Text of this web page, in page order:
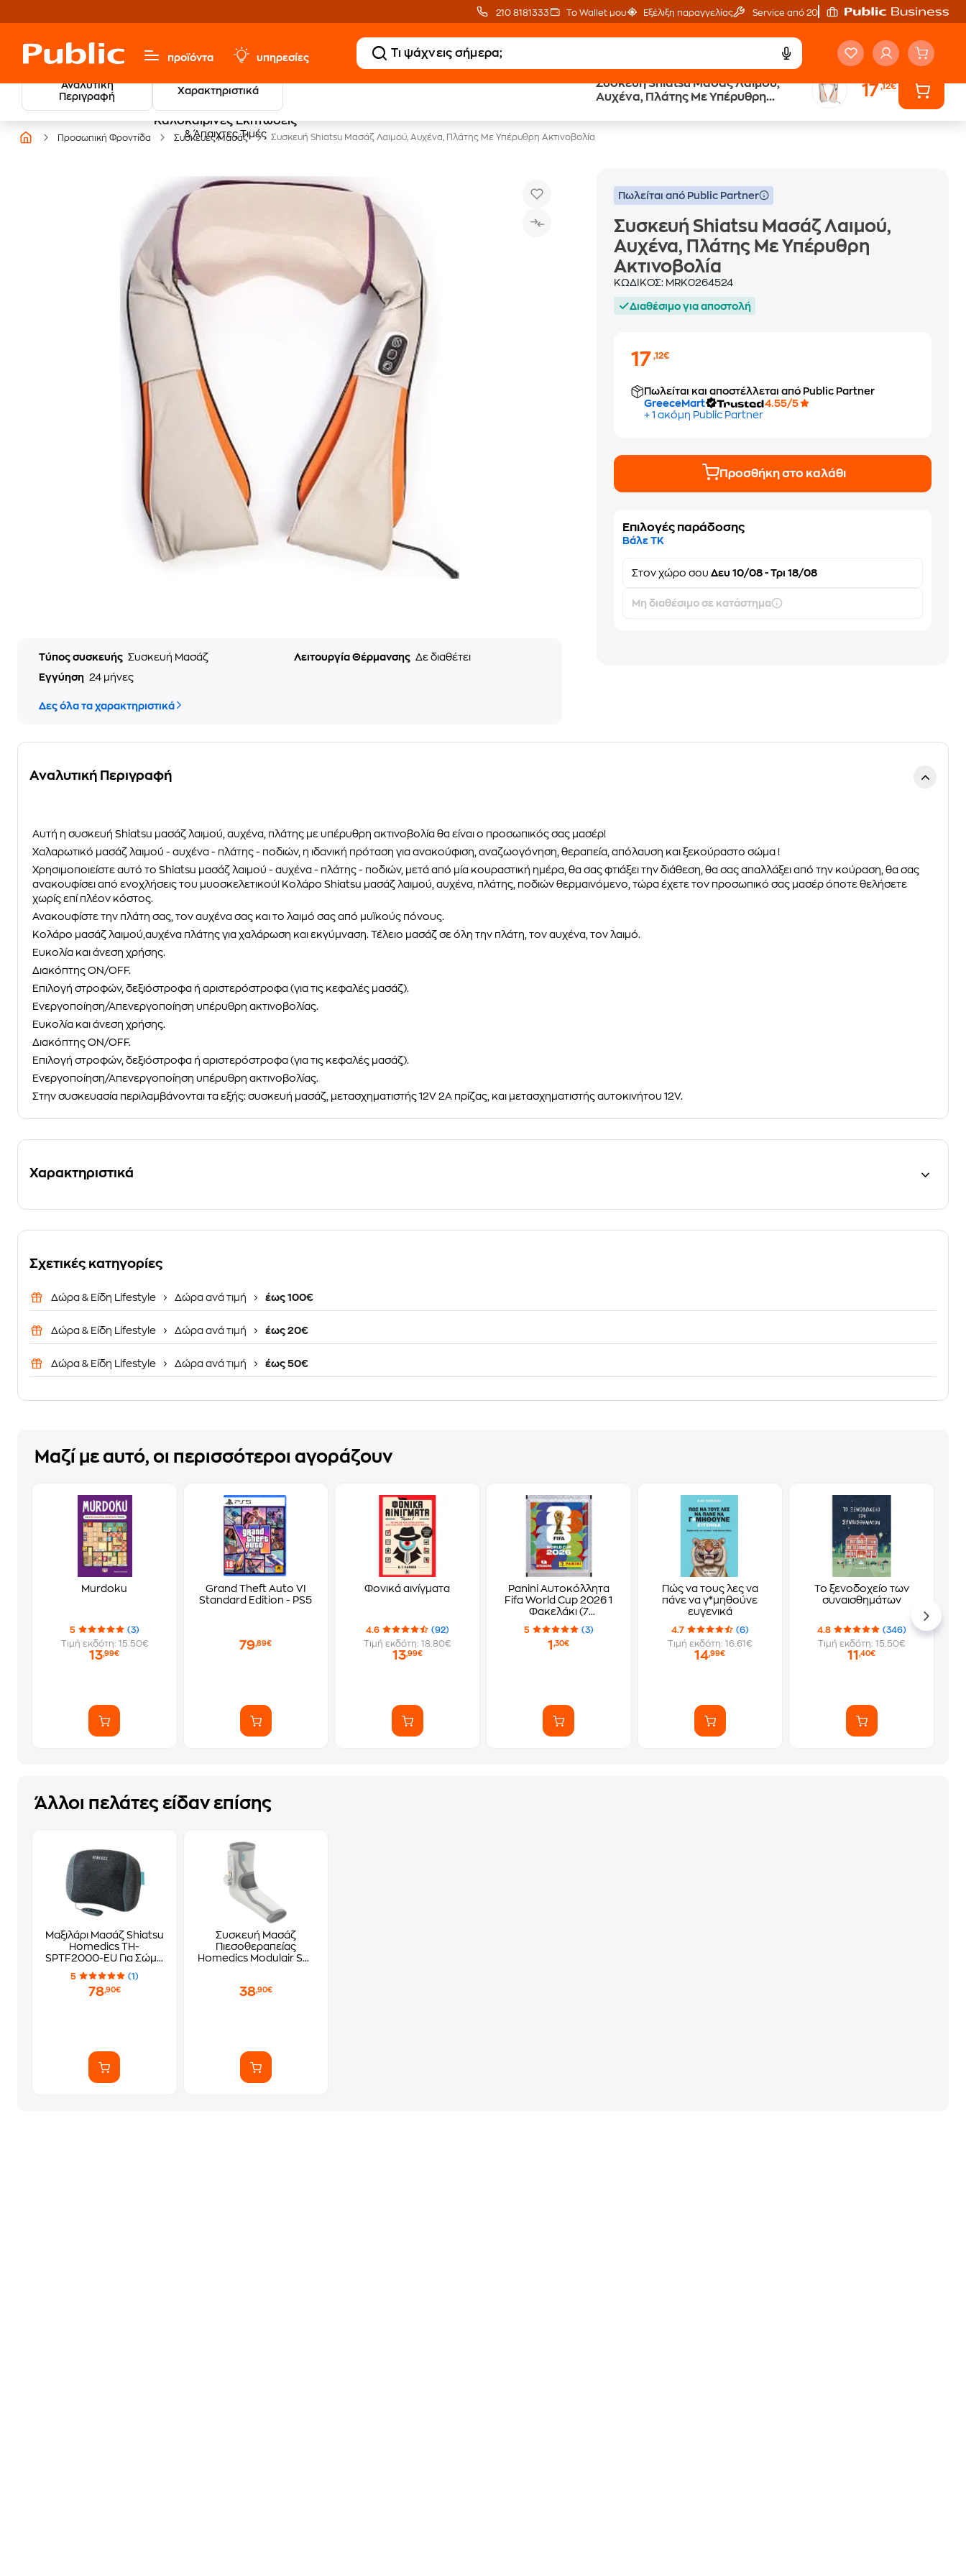
210 8181333 Το Wallet μου Εξέλιξη παραγγελίας Service από 20'
προϊόντα υπηρεσίες
Αναλυτική
Περιγραφή
Χαρακτηριστικά
Συσκευή Shiatsu Μασάζ Λαιμού,
Αυχένα, Πλάτης Με Υπέρυθρη
17,12€
Καλοκαιρινές Εκπτώσεις
& Άπαιχτες Τιμές
Άτοκες Δόσεις Public επιστροφή €
Προσωπική Φροντίδα Συσκευές Μασάζ Συσκευή Shiatsu Μασάζ Λαιμού, Αυχένα, Πλάτης Με Υπέρυθρη Ακτινοβολία
Τύπος συσκευής Συσκευή Μασάζ Λειτουργία Θέρμανσης Δε διαθέτει
Εγγύηση 24 μήνες
Δες όλα τα χαρακτηριστικά
Πωλείται από Public Partner
Συσκευή Shiatsu Μασάζ Λαιμού,
Αυχένα, Πλάτης Με Υπέρυθρη
Ακτινοβολία
ΚΩΔΙΚΟΣ: MRK0264524
Διαθέσιμο για αποστολή
17,12€
Πωλείται και αποστέλλεται από Public Partner
GreeceMart
4.55/5
+ 1 ακόμη Public Partner
Προσθήκη στο καλάθι
Επιλογές παράδοσης
Βάλε ΤΚ
Στονχώρο σου Δευ 10/08 - Τρι 18/08
Μη διαθέσιμο σε κατάστημα
Αναλυτική Περιγραφή
Αυτή η συσκευή Shiatsu μασάζ λαιμού, αυχένα, πλάτης με υπέρυθρη ακτινοβολία θα είναι ο προσωπικός σας μασέρ!
Χαλαρωτικό μασάζ λαιμού - αυχένα - πλάτης - ποδιών, η ιδανική πρόταση για ανακούφιση, αναζωογόνηση, θεραπεία, απόλαυση και ξεκούραστο σώμα !
Χρησιμοποιείστε αυτό το Shiatsu μασάζ λαιμού - αυχένα - πλάτης - ποδιών, μετά από μία κουραστική ημέρα, θα σας φτιάξει την διάθεση, θα σας απαλλάξει από την κούραση, θα σας
ανακουφίσει από ενοχλήσεις του μυοσκελετικού! Κολάρο Shiatsu μασάζ λαιμού, αυχένα, πλάτης, ποδιών θερμαινόμενο, τώρα έχετε τον προσωπικό σας μασέρ όποτε θελήσετε
χωρίς επί πλέον κόστος.
Ανακουφίστε την πλάτη σας, τον αυχένα σας και το λαιμό σας από μυϊκούς πόνους.
Κολάρο μασάζ λαιμού,αυχένα πλάτης για χαλάρωση και εκγύμναση. Τέλειο μασάζ σε όλη την πλάτη, τον αυχένα, τον λαιμό.
Ευκολία και άνεση χρήσης.
Διακόπτης ON/OFF.
Επιλογή στροφών, δεξιόστροφα ή αριστερόστροφα (για τις κεφαλές μασάζ).
Ενεργοποίηση/Απενεργοποίηση υπέρυθρη ακτινοβολίας.
Ευκολία και άνεση χρήσης.
Διακόπτης ON/OFF.
Επιλογή στροφών, δεξιόστροφα ή αριστερόστροφα (για τις κεφαλές μασάζ).
Ενεργοποίηση/Απενεργοποίηση υπέρυθρη ακτινοβολίας.
Στην συσκευασία περιλαμβάνονται τα εξής: συσκευή μασάζ, μετασχηματιστής 12V 2A πρίζας, και μετασχηματιστής αυτοκινήτου 12V.
Χαρακτηριστικά
Σχετικές κατηγορίες
Δώρα & Είδη Lifestyle Δώρα ανά τιμή έως 100€
Δώρα & Είδη Lifestyle Δώρα ανά τιμή έως 20€
Δώρα & Είδη Lifestyle Δώρα ανά τιμή έως 50€
Μαζί με αυτό, οι περισσότεροι αγοράζουν
Murdoku
5
(3)
Τιμή εκδότη: 15.50€
13,99€
Grand Theft Auto VI
Standard Edition - PS5
79,89€
Φονικά αινίγματα
4.6
(92)
Τιμή εκδότη: 18.80€
13,99€
Panini Αυτοκόλλητα
Fifa World Cup 2026 1
Φακελάκι (7
Αυτοκόλλητα)
5 (3)
1,30€
Πώς να τους λες να
πάνε να γ*μηθούνε
ευγενικά
4.7
(6)
Τιμή εκδότη: 16.61€
14,99€
Το ξενοδοχείο των
συναισθημάτων
4.8
(346)
Τιμή εκδότη: 15.50€
11,40€
Άλλοι πελάτες είδαν επίσης
Μαξιλάρι Μασάζ Shiatsu
Homedics TH-
SPTF2000-EU Για Σώμα
- Γκρι
5 (1)
78,90€
Συσκευή Μασάζ
Πιεσοθεραπείας
Homedics Modulair SR-
38,90€